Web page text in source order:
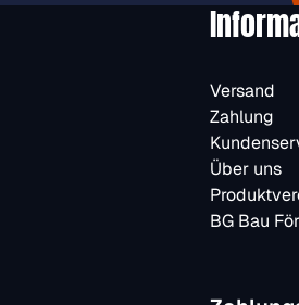
Versand
Zahlung
Über uns
BG Bau